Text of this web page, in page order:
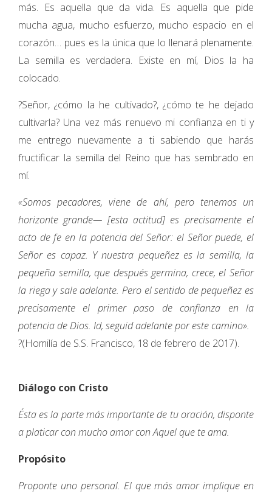
más. Es aquella que da vida. Es aquella que pide
mucha agua, mucho esfuerzo, mucho espacio en el
corazón… pues es la única que lo llenará plenamente.
La semilla es verdadera. Existe en mí, Dios la ha
colocado.
?Señor, ¿cómo la he cultivado?, ¿cómo te he dejado
cultivarla? Una vez más renuevo mi confianza en ti y
me entrego nuevamente a ti sabiendo que harás
fructificar la semilla del Reino que has sembrado en
mí.
«Somos pecadores, viene de ahí, pero tenemos un
horizonte grande— [esta actitud] es precisamente el
acto de fe en la potencia del Señor: el Señor puede, el
Señor es capaz. Y nuestra pequeñez es la semilla, la
pequeña semilla, que después germina, crece, el Señor
la riega y sale adelante. Pero el sentido de pequeñez es
precisamente el primer paso de confianza en la
potencia de Dios. Id, seguid adelante por este camino».
?(Homilía de S.S. Francisco, 18 de febrero de 2017).
Diálogo con Cristo
Ésta es la parte más importante de tu oración, disponte
a platicar con mucho amor con Aquel que te ama.
Propósito
Proponte uno personal. El que más amor implique en